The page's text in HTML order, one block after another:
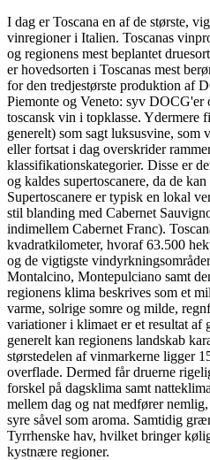
I dag er Toscana en af de største,
vinregioner i Italien. Toscanas
og regionens mest beplantet
er hovedsorten i Toscanas mest
for den tredjestørste produktion af
Piemonte og Veneto: syv
toscansk vin i topklasse. Ydermere
generelt) som sagt luksusvine, som
eller fortsat i dag overskrider
klassifikationskategorier. Disse er
og kaldes supertoscanere, da de
Supertoscanere er typisk en lokal
stil blanding med Cabernet
indimellem Cabernet Franc).
kvadratkilometer, hvoraf 63.500
og de vigtigste
Montalcino, Montepulciano samt
regionens klima beskrives som et
varme, solrige somre og milde,
variationer i klimaet er et resultat af
generelt kan regionens landskab
størstedelen af vinmarkerne ligger
overflade. Dermed får druerne
forskel på dagsklima samt
mellem dag og nat medfører
syre såvel som aroma. Samtidig
Tyrrhenske hav, hvilket bringer
kystnære regioner.